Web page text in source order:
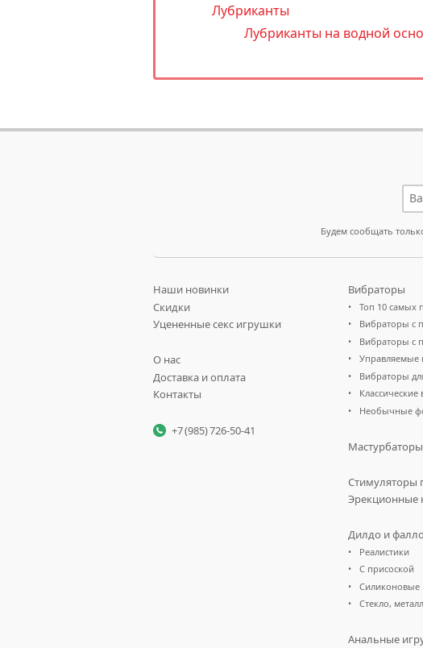
Лубриканты
Лубриканты на водной
Будем сообщать
Наши новинки
Скидки
Уцененные секс игрушки
О нас
Доставка и оплата
Контакты
+7 (985) 726-50-41
Вибраторы
Топ 10 самых
Вибраторы с
Вибраторы с
Управляемые
Вибраторы
Необычные
Мастурбаторы
Стимуляторы
Эрекционные
Дилдо и
Реалистики
С присоской
Силиконовые
Стекло,
Анальные